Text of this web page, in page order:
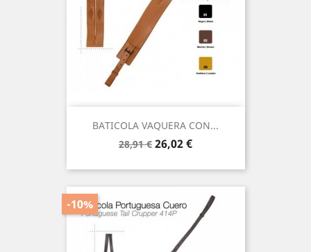
BATICOLA VAQUERA CON...
Precio
28,91 € Precio
26,02 €
-10%